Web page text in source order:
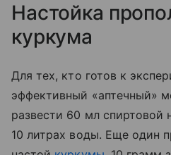
Настойка
куркума
Для тех, кто готов к
эффективный «аптечный»
развести 60 мл спиртовой
10 литрах воды. Еще один